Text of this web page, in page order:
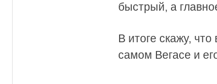
быстрый, а
В итоге скажу,
самом Вегасе и